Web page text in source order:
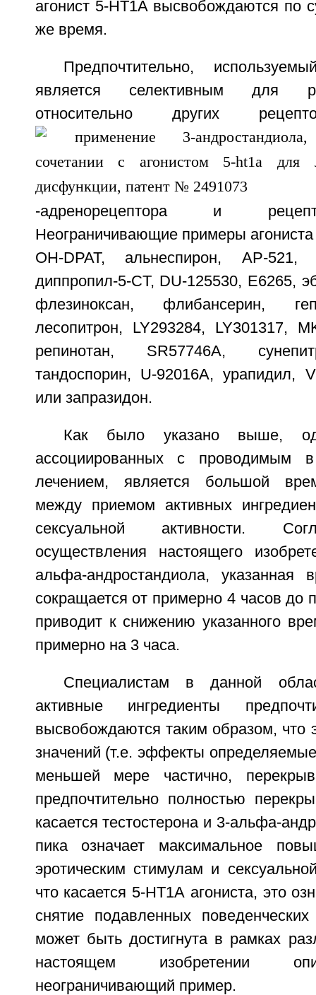
агонист 5-НТ1А высвобождаются по
же время.
Предпочтительно,
является селективным для
относительно других
-адренорецептора и
Неограничивающие примеры
OH-DPAT, альнеспирон, AP-521,
диппропил-5-CT, DU-125530, E6265,
флезиноксан, флибансерин,
лесопитрон, LY293284, LY301317,
репинотан, SR57746A,
тандоспорин, U-92016A, урапидил,
или запразидон.
Как было указано выше,
ассоциированных с проводимым
лечением, является большой
между приемом активных
сексуальной активности.
осуществления настоящего
альфа-андростандиола, указанная
сокращается от примерно 4 часов до
приводит к снижению указанного
примерно на 3 часа.
Специалистам в данной
активные ингредиенты
высвобождаются таким образом,
значений (т.е. эффекты
меньшей мере частично,
предпочтительно полностью
касается тестостерона и 3-альфа-
пика означает максимальное
эротическим стимулам и
что касается 5-НТ1А агониста, это
снятие подавленных
может быть достигнута в рамках
настоящем изобретении
неограничивающий пример.